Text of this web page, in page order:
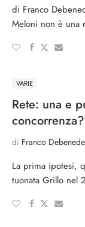
di Franco
Meloni non è una
VARIE
Rete: una e
concorrenza?
di Franco
La prima ipotesi,
tuonata Grillo nel